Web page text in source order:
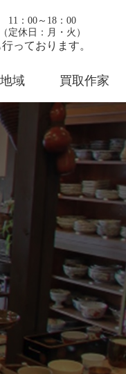
11：00～18：00
（定休日：月・火）
っております。
域 買取作家